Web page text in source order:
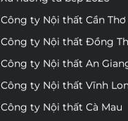
Công ty Nội thất Cần Thơ
Công ty Nội thất Đồng
Công ty Nội thất An
Công ty Nội thất Vĩnh
Công ty Nội thất Cà Mau